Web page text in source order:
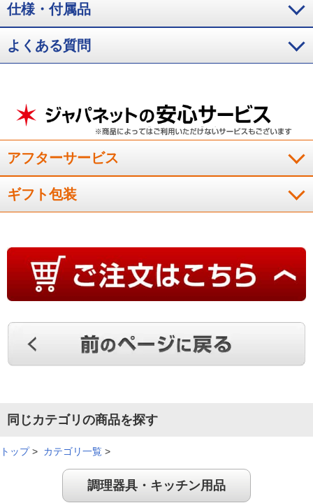
焼き魚と、チキンのソテ－をやってみましたが、どちらも焦げ
目がついておいしくできました。お肉などはまとめ買いをして
冷凍しておくことも多いのですが、レシピ集には冷凍の場合の
蓋を開ける前からジュ－ジュ－と熱々の
音が聞こえて確信！
本当に中の温度が４００℃になる？と最初は疑っていました。
でも蓋を開ける前からジュ－ジュ－と熱々の音が聞こえて確信
います。
（大阪府50代 A.M様）
最初は半信半疑でしたが肉や魚が煮る、焼くがレンチンで出来
も美味しくできました。不思議です。レンチンで煮る、焼く、
ラク、皿代わり、こんな調理器具に驚きです。毎日使っていま
（埼玉県
仕様・付属品
よくある質問
アフターサービス
ギフト包装
同じカテゴリの商品を探す
トップ> カテゴリ一覧 >
調理器具・キッチン用品